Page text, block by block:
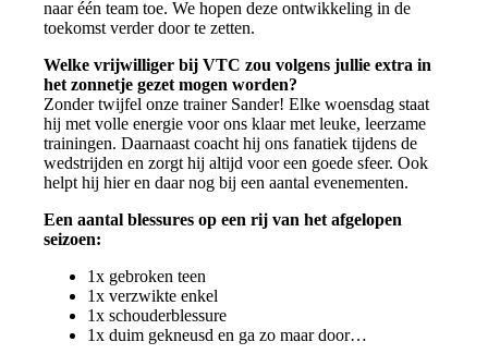
naar één team toe. We hopen deze ontwikkeling in de
toekomst verder door te zetten.
Welke vrijwilliger bij VTC zou volgens jullie extra in
het zonnetje gezet mogen worden?
Zonder twijfel onze trainer Sander! Elke woensdag staat
hij met volle energie voor ons klaar met leuke, leerzame
trainingen. Daarnaast coacht hij ons fanatiek tijdens de
wedstrijden en zorgt hij altijd voor een goede sfeer. Ook
helpt hij hier en daar nog bij een aantal evenementen.
Een aantal blessures op een rij van het afgelopen
seizoen:
1x gebroken teen
1x verzwikte enkel
1x schouderblessure
1x duim gekneusd en ga zo maar door…